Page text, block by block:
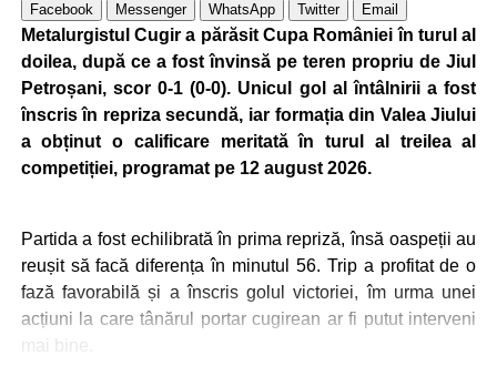
Facebook Messenger WhatsApp Twitter Email
Metalurgistul Cugir a părăsit Cupa României în turul al
doilea, după ce a fost învinsă pe teren propriu de Jiul
Petroșani, scor 0-1 (0-0). Unicul gol al întâlnirii a fost
înscris în repriza secundă, iar formația din Valea Jiului
a obținut o calificare meritată în turul al treilea al
competiției, programat pe 12 august 2026.
Partida a fost echilibrată în prima repriză, însă oaspeții au
reușit să facă diferența în minutul 56. Trip a profitat de o
fază favorabilă și a înscris golul victoriei, îm urma unei
acțiuni la care tânărul portar cugirean ar fi putut interveni
mai bine.